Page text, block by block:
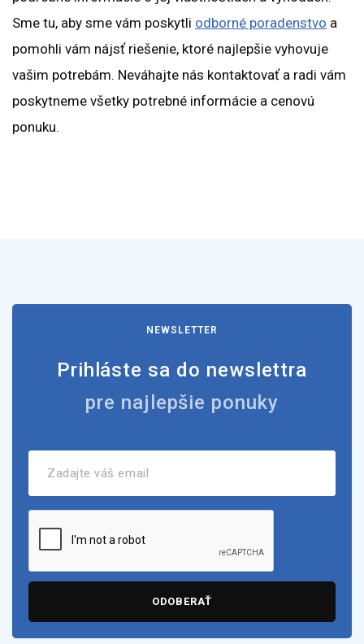
Sme tu, aby sme vám poskytli odborné poradenstvo a
pomohli vám nájsť riešenie, ktoré najlepšie vyhovuje
vašim potrebám. Neváhajte nás kontaktovať a radi vám
poskytneme všetky potrebné informácie a cenovú
ponuku.
NEWSLETTER
Prihláste sa do newslettra
pre najlepšie ponuky
ODOBERAŤ